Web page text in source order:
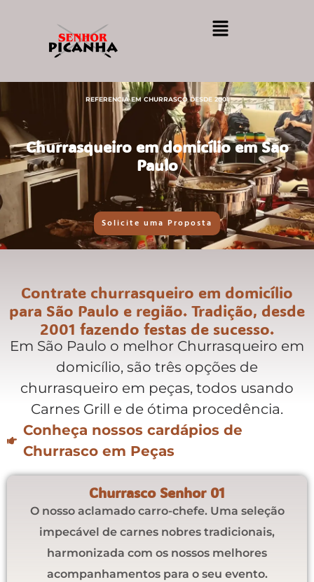
REFERENCIA EM CHURRASCO DESDE 2001
Churrasqueiro em domicílio em Sao
Paulo
Solicite uma Proposta
Contrate churrasqueiro em domicílio
para São Paulo e região. Tradição, desde
2001 fazendo festas de sucesso.
Em São Paulo o melhor Churrasqueiro em
domicílio, são três opções de
churrasqueiro em peças, todos usando
Carnes Grill e de ótima procedência.
Conheça nossos cardápios de
Churrasco em Peças
Churrasco Senhor 01
O nosso aclamado carro-chefe. Uma seleção
impecável de carnes nobres tradicionais,
harmonizada com os nossos melhores
acompanhamentos para o seu evento.